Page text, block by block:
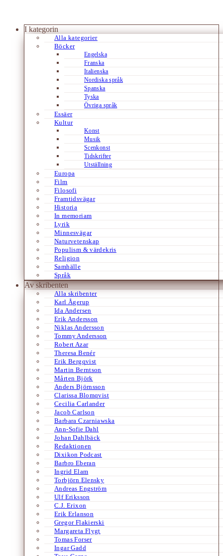
I kategorin
Alla kategorier
Böcker
Engelska
Franska
Italienska
Nordiska språk
Spanska
Tyska
Övriga språk
Essäer
Kultur
Konst
Musik
Scenkonst
Tidskrifter
Utställning
Europa
Film
Filosofi
Framtidsvägar
Historia
In memoriam
Lyrik
Minnesvägar
Naturvetenskap
Populism & värdekris
Religion
Samhälle
Språk
Av skribenten
Alla skribenter
Karl Ågerup
Ida Andersen
Erik Andersson
Niklas Andersson
Tommy Andersson
Robert Azar
Theresa Benér
Erik Bergqvist
Martin Berntson
Mårten Björk
Anders Björnsson
Clarissa Blomqvist
Cecilia Carlander
Jacob Carlson
Barbara Czarniawska
Ann-Sofie Dahl
Johan Dahlbäck
Redaktionen
Dixikon Podcast
Barbro Eberan
Ingrid Elam
Torbjörn Elensky
Andreas Engström
Ulf Eriksson
C.J. Erixon
Erik Erlanson
Gregor Flakierski
Margareta Flygt
Tomas Forser
Ingar Gadd